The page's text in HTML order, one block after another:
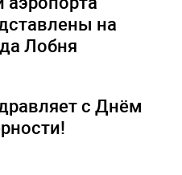
на
Лобня
с Днём